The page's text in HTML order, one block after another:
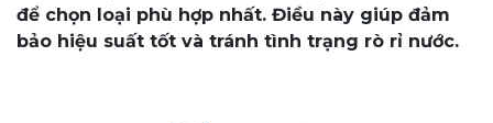
để chọn loại phù hợp nhất. Điều này giúp đảm
bảo hiệu suất tốt và tránh tình trạng rò rỉ nước.